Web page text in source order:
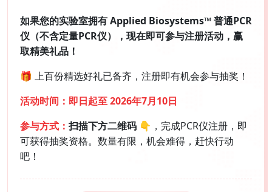
如果您的实验室拥有 Applied Biosystems™ 普通PCR
仪（不含定量PCR仪），现在即可参与注册活动，赢
取精美礼品！
🎁 上百份精选好礼已备齐，注册即有机会参与抽奖！
活动时间： 即日起至 2026年7月10日
参与方式：扫描下方二维码 👇 ，完成PCR仪注册，即
可获得抽奖资格。数量有限，机会难得，赶快行动
吧！